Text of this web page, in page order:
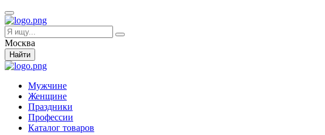
Москва
Найти
Мужчине
Женщине
Праздники
Профессии
Каталог товаров